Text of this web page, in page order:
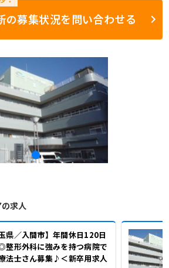
の募集状況を問い合わせる
求人
玉県／入間市】年間休日120日
整形外科に強みを持つ病院で
法士さん募集♪＜新卒用求人